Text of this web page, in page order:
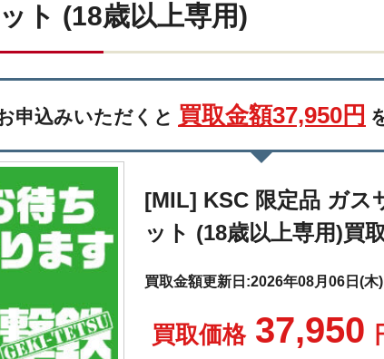
ト (18歳以上専用)
申込みいただくと 買取金額37,950円
[MIL] KSC 限定品 ガス
ット (18歳以上専用)買取
買取金額更新日:2026年08月06日(木)
買取価格 37,950